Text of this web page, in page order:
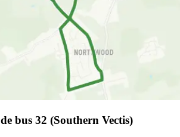
bus 32 (Southern Vectis)